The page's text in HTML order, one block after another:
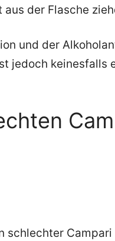
der Flasche
und der
jedoch keinesfalls
schlechter Campari